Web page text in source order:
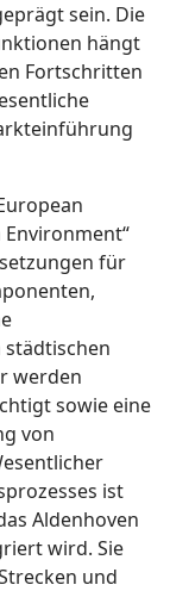
sein. Die
hängt
Fortschritten
für
werden
sowie eine
von
ist
Aldenhoven
wird. Sie
und